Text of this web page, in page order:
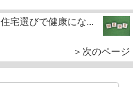
住宅選びで健康にな...
＞次のページ